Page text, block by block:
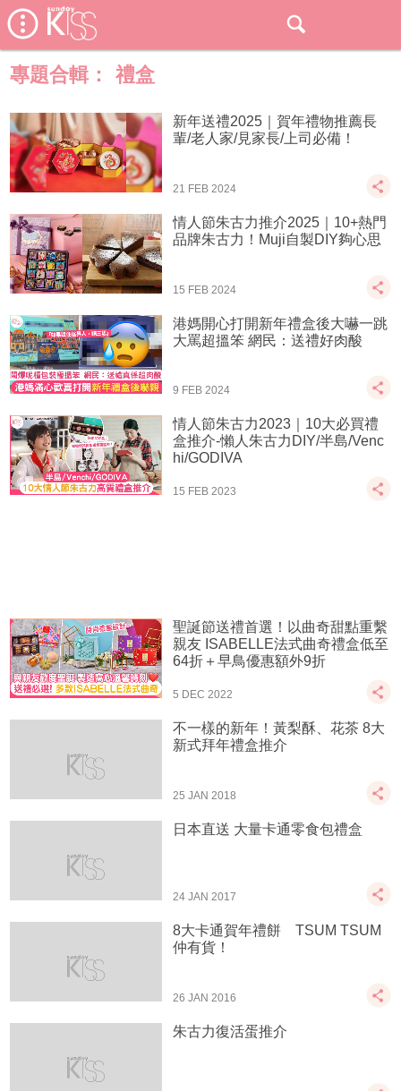
專題合輯： 禮盒
新年送禮2025｜賀年禮物推薦長
輩/老人家/見家長/上司必備！
21 FEB 2024
情人節朱古力推介2025｜10+熱門
品牌朱古力！Muji自製DIY夠心思
15 FEB 2024
港媽開心打開新年禮盒後大嚇一跳
大罵超搵笨 網民：送禮好肉酸
9 FEB 2024
情人節朱古力2023｜10大必買禮
盒推介-懶人朱古力DIY/半島/Venc
hi/GODIVA
15 FEB 2023
聖誕節送禮首選！以曲奇甜點重繫
親友 ISABELLE法式曲奇禮盒低至
64折＋早鳥優惠額外9折
5 DEC 2022
不一樣的新年！黃梨酥、花茶 8大
新式拜年禮盒推介
25 JAN 2018
日本直送 大量卡通零食包禮盒
24 JAN 2017
8大卡通賀年禮餅 TSUM TSUM
仲有貨！
26 JAN 2016
朱古力復活蛋推介